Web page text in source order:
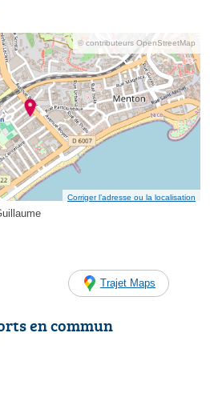
© contributeurs OpenStreetMap
Corriger l’adresse ou la localisation
Trajet Maps
en commun